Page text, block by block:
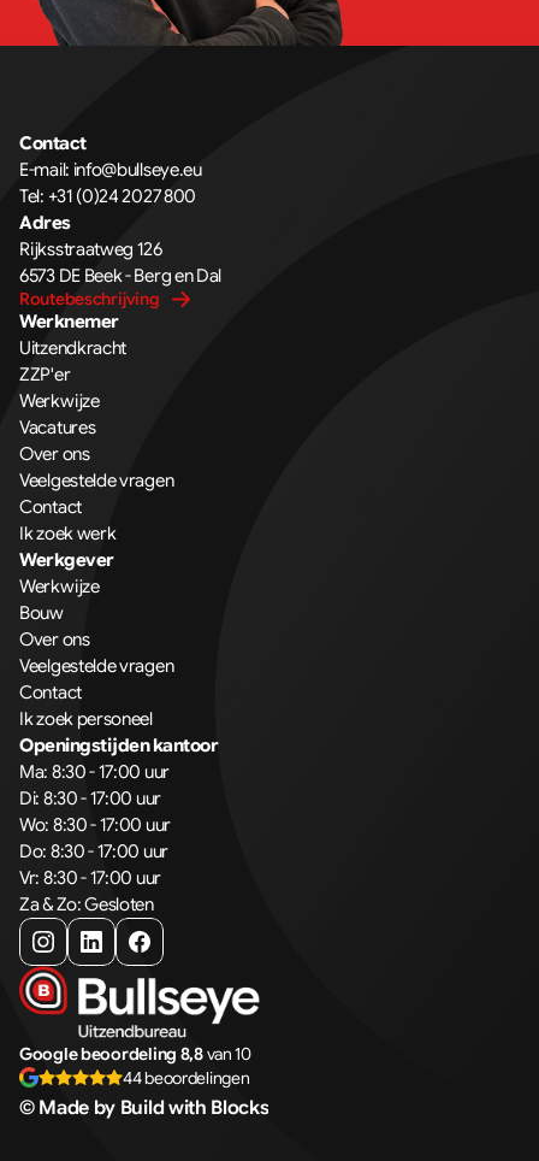
Contact
E-mail: info@bullseye.eu
Tel: +31 (0)24 2027 800
Adres
Rijksstraatweg 126
6573 DE Beek - Berg en Dal
Routebeschrijving
Werknemer
Uitzendkracht
ZZP'er
Werkwijze
Vacatures
Over ons
Veelgestelde vragen
Contact
Ik zoek werk
Werkgever
Werkwijze
Bouw
Over ons
Veelgestelde vragen
Contact
Ik zoek personeel
Openingstijden kantoor
Ma: 8:30 - 17:00 uur
Di: 8:30 - 17:00 uur
Wo: 8:30 - 17:00 uur
Do: 8:30 - 17:00 uur
Vr: 8:30 - 17:00 uur
Za & Zo: Gesloten
Google beoordeling 8,8van 10
44 beoordelingen
© Made by Build with Blocks